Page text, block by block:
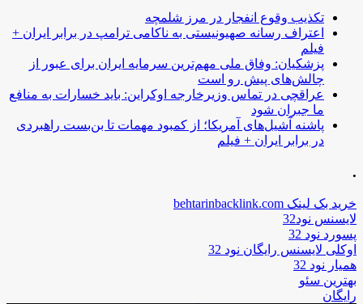
تکذیب وقوع انفجار در مرز شلمچه
اعتراف رسانه صهیونیستی به ناکامی ترامپ در برابر ایران +
فیلم
پزشکیان: وفاق ملی مهم‌ترین سرمایه ایران برای عبور از
چالش‌های پیش رو است
عراقچی در تماس وزیرخارجه اوکراین: باید خسارات به منافع
ما جبران شود
پاشنه آشیل‌های آمریکا؛ از کمبود مهمات تا بن‌بست راهبردی
در برابر ایران + فیلم
.
خرید بک لینک behtarinbacklink.com
لایسنس نود32
پسورد نود 32
اوکلی لایسنس رایگان نود 32
همیار نود 32
بهترین سئو
رایگان